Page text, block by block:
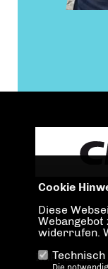
IMPRESSUM
Cookie
Diese
widerrufen.